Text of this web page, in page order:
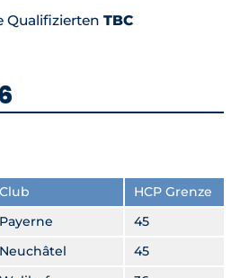
QualifiziertenTBC
Club
HCP Grenze
Payerne
45
Neuchâtel
45